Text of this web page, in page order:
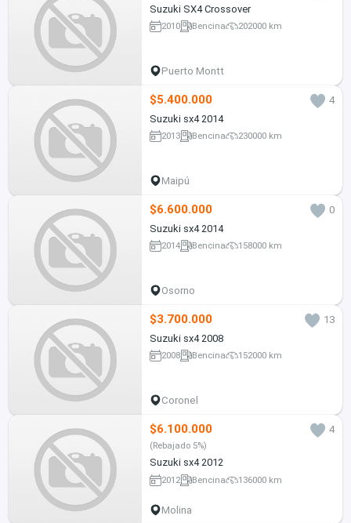
Suzuki SX4 Crossover
2010 Bencina 202000 km
Puerto Montt
$5.400.000
4
Suzuki sx4 2014
2013 Bencina 230000 km
Maipú
$6.600.000
0
Suzuki sx4 2014
2014 Bencina 158000 km
Osorno
$3.700.000
13
Suzuki sx4 2008
2008 Bencina 152000 km
Coronel
$6.100.000 4
(Rebajado 5%)
Suzuki sx4 2012
2012 Bencina 136000 km
Molina